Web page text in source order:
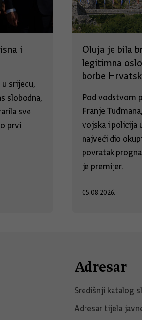
i
u srijedu,
slobodna,
sve
prvi
Oluja je bila
legitimna
borbe
Pod vodstvom
Franje
vojska i policija
najveći dio
povratak
je premijer.
05.08.2026.
Adresar
Središnji katalog
Adresar tijela